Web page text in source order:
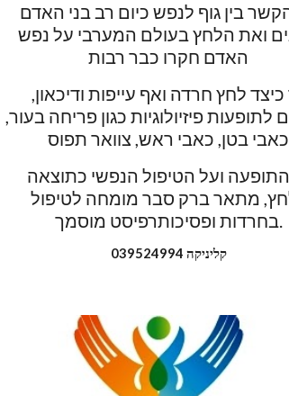
האדם חקרו כבר רבות
כאבי בטן, כאבי ראש, צוואר תפוס
בחרדות ופסיכותרפיסט מוסמך.
קליניקה 039524994